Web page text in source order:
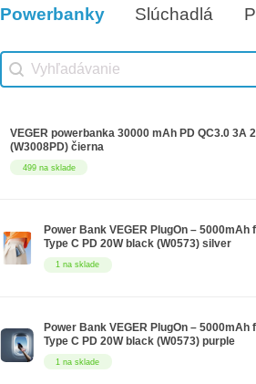
7 na sklade
Vhodné príslušenstvo
Powerbanky Slúchadlá
Vhodné príslušenstvo search
Search content
499 na sklade
VEGER powerbanka 30000 mAh PD QC3.0 3A
(W3008PD) čierna
1 na sklade
Power Bank VEGER PlugOn – 5000mAh
Type C PD 20W black (W0573) silver
1 na sklade
Power Bank VEGER PlugOn – 5000mAh
Type C PD 20W black (W0573) purple